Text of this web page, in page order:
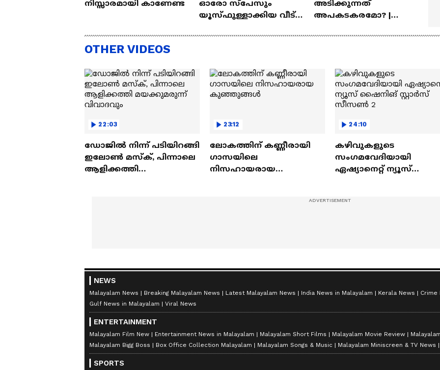
നിസ്സാരമായി കാണേണ്ട
ഓരോ സ്‌പേസും
യൂസ്ഫുള്ളാക്കിയ വീട് |
അടിക്കുന്നത്
അപകടകരമോ? |
OTHER VIDEOS
22:03
ഡോജിൽ നിന്ന് പടിയിറങ്ങി
ഇലോൺ മസ്ക്, പിന്നാലെ
ആളിക്കത്തി
23:12
ലോകത്തിന് കണ്ണീരായി
ഗാസയിലെ
നിസഹായരായ
24:10
കഴിവുകളുടെ
സംഗമവേദിയായി
ഏഷ്യാനെറ്റ് ന്യൂസ്
NEWS
Malayalam News Breaking Malayalam News Latest Malayalam News India News in Malayalam Kerala News Crime
Gulf News in Malayalam
Viral News
ENTERTAINMENT
Malayalam Film New Entertainment News in Malayalam Malayalam Short Films Malayalam Movie Review
Malayalam Bigg Boss
Box Office Collection Malayalam Malayalam Songs & Music Malayalam Miniscreen & TV News
SPORTS